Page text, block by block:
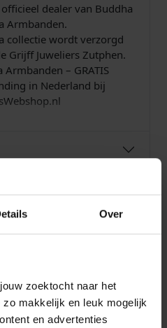
Over
zoektocht naar het
makkelijk en leuk mogelijk
en advertenties
dealer van Buddha
Armbanden.
collectie wordt verzorgd
Grijff Juweliers Zutphen.
– GRATIS
in Nederland bij
TO BUDDHA
€ 249,00